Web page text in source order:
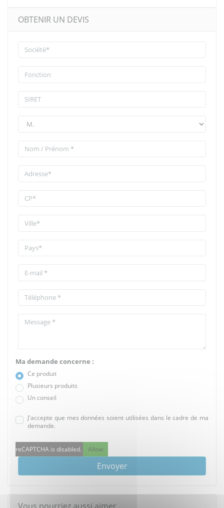
OBTENIR UN DEVIS
Ma demande concerne :
Ce produit
Plusieurs produits
Un conseil
J'accepte que mes données soient utilisées dans le cadre de ma
demande.
reCAPTCHA is disabled. Allow
Envoyer